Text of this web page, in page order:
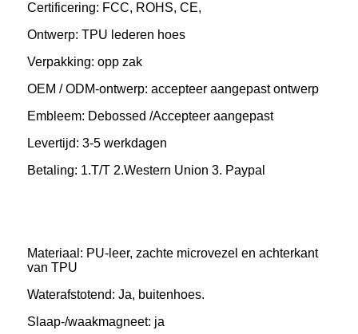
Certificering: FCC, ROHS, CE,
Ontwerp: TPU lederen hoes
Verpakking: opp zak
OEM / ODM-ontwerp: accepteer aangepast ontwerp
Embleem: Debossed /Accepteer aangepast
Levertijd: 3-5 werkdagen
Betaling: 1.T/T 2.Western Union 3. Paypal
Materiaal: PU-leer, zachte microvezel en achterkant
van TPU
Waterafstotend: Ja, buitenhoes.
Slaap-/waakmagneet: ja